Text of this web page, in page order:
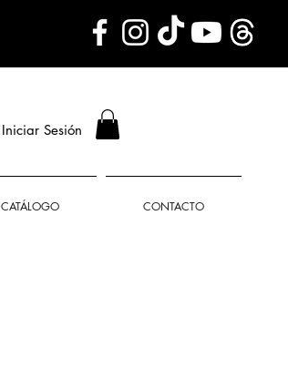
CATÁLOGO CONTACTO
Iniciar Sesión